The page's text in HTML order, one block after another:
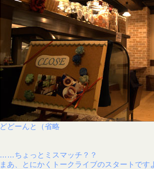
どどーんと（省略
……ちょっとミスマッチ？？
まあ、とにかくトークライブのスタートです